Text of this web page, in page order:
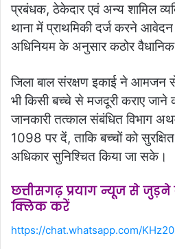
प्रबंधक, ठेकेदार एवं अन्य शामिल
थाना में प्राथमिकी दर्ज करने
अधिनियम के अनुसार कठोर वैधानिक
जिला बाल संरक्षण इकाई ने आमजन
भी किसी बच्चे से मजदूरी कराए जाने
जानकारी तत्काल संबंधित विभाग
1098 पर दें, ताकि बच्चों को
अधिकार सुनिश्चित किया जा सके।
छत्तीसगढ़ प्रयाग न्यूज से
क्लिक करें
https://chat.whatsapp.com/